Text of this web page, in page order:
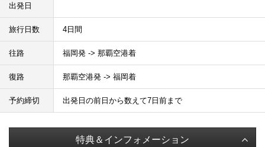
出発日
旅行日数 4日間
往路 福岡発 -> 那覇空港着
復路 那覇空港発 -> 福岡着
予約締切 出発日の前日から数えて7日前まで
特典＆インフォメーション